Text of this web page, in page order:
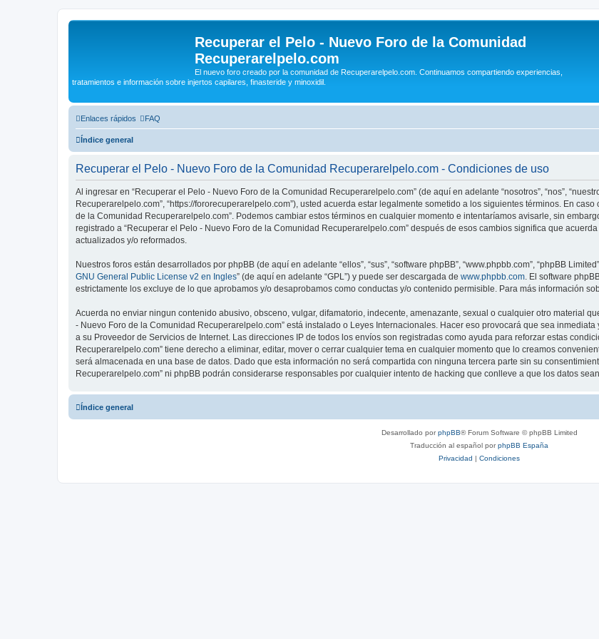
Recuperar el Pelo - Nuevo Foro de la Comunidad
Recuperarelpelo.com
El nuevo foro creado por la comunidad de Recuperarelpelo.com. Continuamos compartiendo experiencias,
tratamientos e información sobre injertos capilares, finasteride y minoxidil.
Enlaces rápidos FAQ
Índice general
Recuperar el Pelo - Nuevo Foro de la Comunidad Recuperarelpelo.com - Condiciones de uso
Al ingresar en “Recuperar el Pelo - Nuevo Foro de la Comunidad Recuperarelpelo.com” (de aquí en adelante “nosotros”, “nos”,
Recuperarelpelo.com”, “https://fororecuperarelpelo.com”), usted acuerda estar legalmente sometido a los siguientes términos. En
de la Comunidad Recuperarelpelo.com”. Podemos cambiar estos términos en cualquier momento e intentaríamos avisarle, sin
registrado a “Recuperar el Pelo - Nuevo Foro de la Comunidad Recuperarelpelo.com” después de esos cambios significa que
actualizados y/o reformados.
Nuestros foros están desarrollados por phpBB (de aquí en adelante “ellos”, “sus”, “software phpBB”, “www.phpbb.com”, “phpBB
GNU General Public License v2 en Ingles” (de aquí en adelante “GPL”) y puede ser descargada de www.phpbb.com . El software
estrictamente los excluye de lo que aprobamos y/o desaprobamos como conductas y/o contenido permisible. Para más información
Acuerda no enviar ningun contenido abusivo, obsceno, vulgar, difamatorio, indecente, amenazante, sexual o cualquier otro material
- Nuevo Foro de la Comunidad Recuperarelpelo.com” está instalado o Leyes Internacionales. Hacer eso provocará que sea
a su Proveedor de Servicios de Internet. Las direcciones IP de todos los envíos son registradas como ayuda para reforzar estas
Recuperarelpelo.com” tiene derecho a eliminar, editar, mover o cerrar cualquier tema en cualquier momento que lo creamos
será almacenada en una base de datos. Dado que esta información no será compartida con ninguna tercera parte sin su
Recuperarelpelo.com” ni phpBB podrán considerarse responsables por cualquier intento de hacking que conlleve a que los datos
Índice general
Desarrollado porphpBB® Forum Software © phpBB Limited
Traducción al español porphpBB España
Privacidad | Condiciones